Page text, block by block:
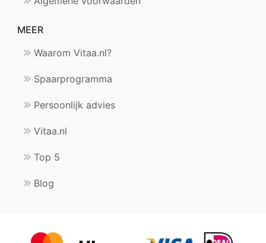
MEER
Waarom Vitaa.nl?
Spaarprogramma
Persoonlijk advies
Vitaa.nl
Top 5
Blog